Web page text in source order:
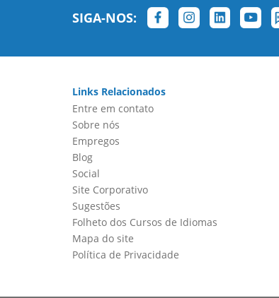
SIGA-NOS:
Links Relacionados
Entre em contato
Sobre nós
Empregos
Blog
Social
Site Corporativo
Sugestões
Folheto dos Cursos de Idiomas
Mapa do site
Política de Privacidade